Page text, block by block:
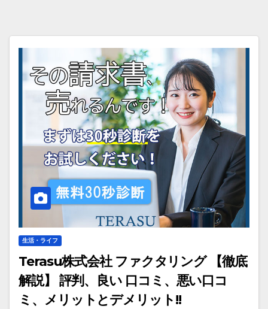
生活・ライフ
Terasu株式会社 ファクタリング 【徹底
解説】 評判、良い 口コミ、悪い口コ
ミ、メリットとデメリット!!